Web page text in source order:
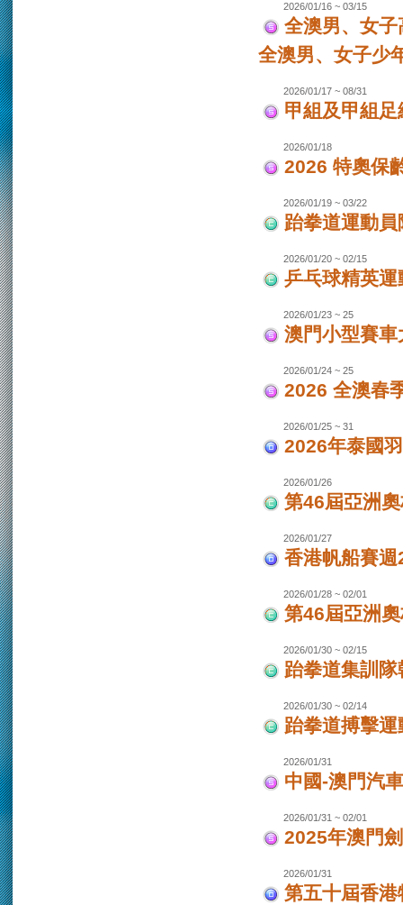
2026/01/16 ~ 03/15
全澳男、女
全澳男、女子少
2026/01/17 ~ 08/31
甲組及甲組
2026/01/18
2026 特奧保
2026/01/19 ~ 03/22
跆拳道運動
2026/01/20 ~ 02/15
乒乓球精英
2026/01/23 ~ 25
澳門小型賽
2026/01/24 ~ 25
2026 全澳春
2026/01/25 ~ 31
2026年泰國
2026/01/26
第46屆亞洲
2026/01/27
香港帆船賽
2026/01/28 ~ 02/01
第46屆亞洲
2026/01/30 ~ 02/15
跆拳道集訓
2026/01/30 ~ 02/14
跆拳道搏擊
2026/01/31
中國-澳門汽
2026/01/31 ~ 02/01
2025年澳門
2026/01/31
第五十屆香